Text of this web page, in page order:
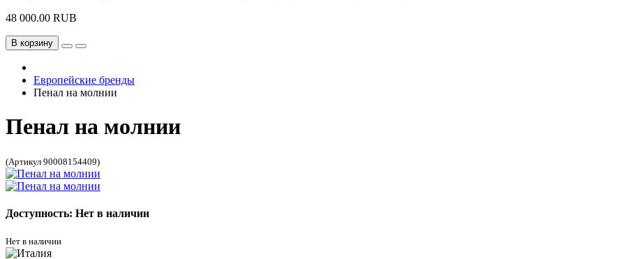
48 000.00 RUB
В корзину
Европейские бренды
Пенал на молнии
Пенал на молнии
(Артикул 90008154409)
Доступность: Нет в наличии
Нет в наличии